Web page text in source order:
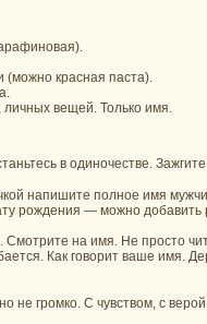
(можно красная паста).
личных вещей. Только имя.
в одиночестве. Зажгите
напишите полное имя
рождения — можно добавить
Смотрите на имя. Не просто
Как говорит ваше имя.
не громко. С чувством, с